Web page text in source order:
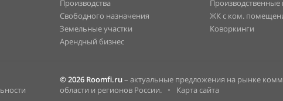
Производства
Свободного назначения
Земельные участки
Арендный бизнес
ЖК с ком.
Коворкинги
© 2026 Roomfi.ru– актуальные предложения на рынке
области и регионов России.
• Карта сайта